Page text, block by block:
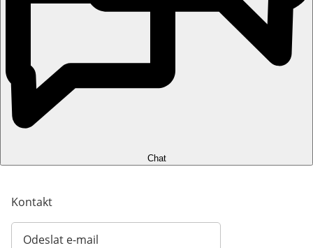
Chat
Kontakt
Odeslat e-mail